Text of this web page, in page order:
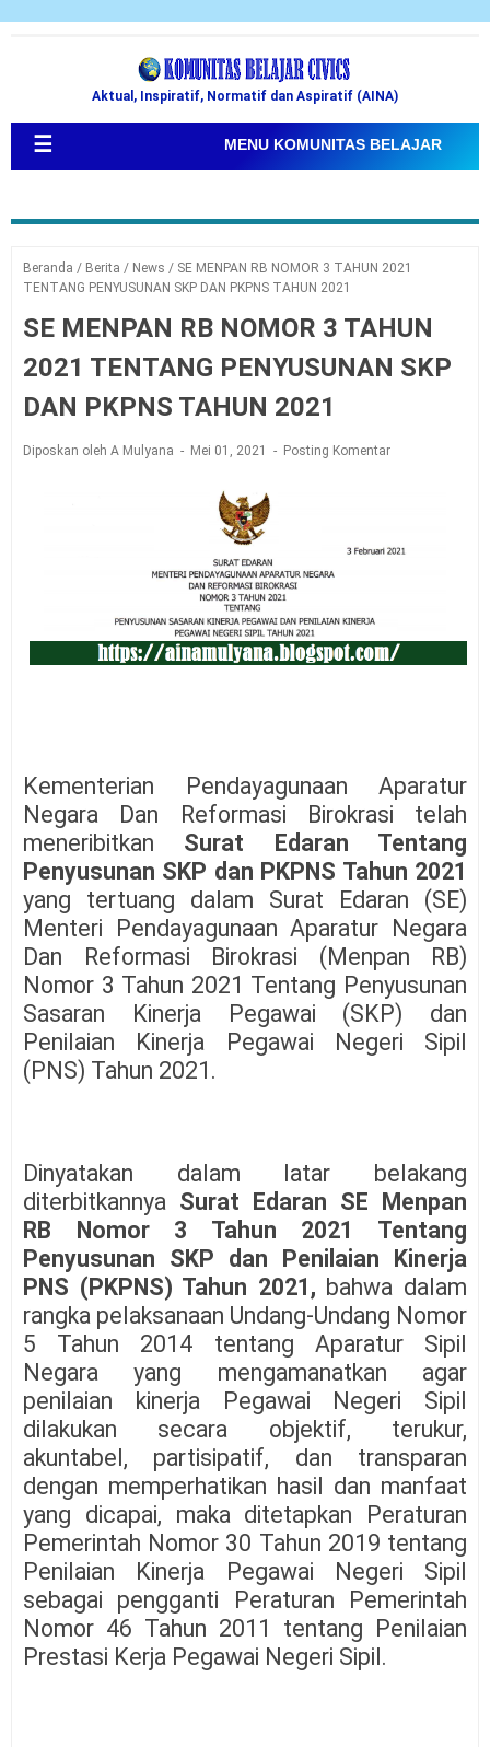
Aktual, Inspiratif, Normatif dan Aspiratif (AINA)
☰ MENU KOMUNITAS BELAJAR
Beranda / Berita / News / SE MENPAN RB NOMOR 3 TAHUN 2021
TENTANG PENYUSUNAN SKP DAN PKPNS TAHUN 2021
SE MENPAN RB NOMOR 3 TAHUN
2021 TENTANG PENYUSUNAN SKP
DAN PKPNS TAHUN 2021
Diposkan oleh A Mulyana Mei 01, 2021 Posting Komentar
Kementerian Pendayagunaan Aparatur
Negara Dan Reformasi Birokrasi telah
meneribitkan Surat Edaran Tentang
Penyusunan SKP dan PKPNS Tahun 2021
yang tertuang dalam Surat Edaran (SE)
Menteri Pendayagunaan Aparatur Negara
Dan Reformasi Birokrasi (Menpan RB)
Nomor 3 Tahun 2021 Tentang Penyusunan
Sasaran Kinerja Pegawai (SKP) dan
Penilaian Kinerja Pegawai Negeri Sipil
(PNS) Tahun 2021.
Dinyatakan dalam latar belakang
diterbitkannya Surat Edaran SE Menpan
RB Nomor 3 Tahun 2021 Tentang
Penyusunan SKP dan Penilaian Kinerja
PNS (PKPNS) Tahun 2021, bahwa dalam
rangka pelaksanaan Undang-Undang Nomor
5 Tahun 2014 tentang Aparatur Sipil
Negara yang mengamanatkan agar
penilaian kinerja Pegawai Negeri Sipil
dilakukan secara objektif, terukur,
akuntabel, partisipatif, dan transparan
dengan memperhatikan hasil dan manfaat
yang dicapai, maka ditetapkan Peraturan
Pemerintah Nomor 30 Tahun 2019 tentang
Penilaian Kinerja Pegawai Negeri Sipil
sebagai pengganti Peraturan Pemerintah
Nomor 46 Tahun 2011 tentang Penilaian
Prestasi Kerja Pegawai Negeri Sipil.